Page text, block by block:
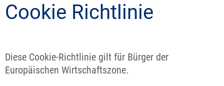
Cookie Richtlinie
Diese Cookie-Richtlinie gilt für Bürger der
Europäischen Wirtschaftszone.